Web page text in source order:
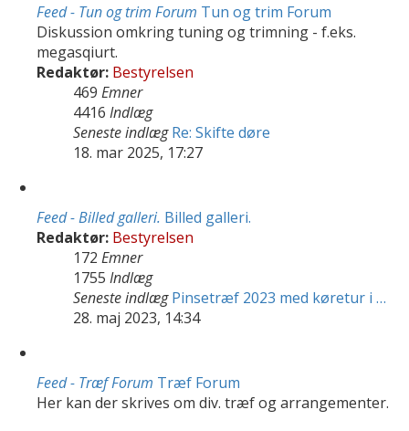
Feed - Tun og trim Forum Tun og trim Forum
Diskussion omkring tuning og trimning - f.eks.
megasqiurt.
Redaktør: Bestyrelsen
469 Emner
4416 Indlæg
Seneste indlæg Re: Skifte døre
18. mar 2025, 17:27
Feed - Billed galleri. Billed galleri.
Redaktør: Bestyrelsen
172 Emner
1755 Indlæg
Seneste indlæg Pinsetræf 2023 med køretur i …
28. maj 2023, 14:34
Feed - Træf Forum Træf Forum
Her kan der skrives om div. træf og arrangementer.